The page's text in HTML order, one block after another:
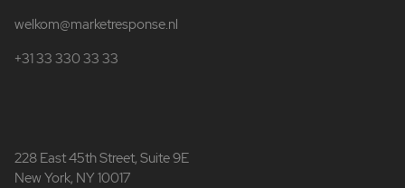
welkom@marketresponse.nl
+31 33 330 33 33
228 East 45th Street, Suite 9E
New York, NY 10017